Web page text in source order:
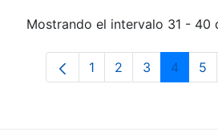
Mostrando el intervalo 31 - 40
Página
1 Página
2 Página
3 Página
4 5